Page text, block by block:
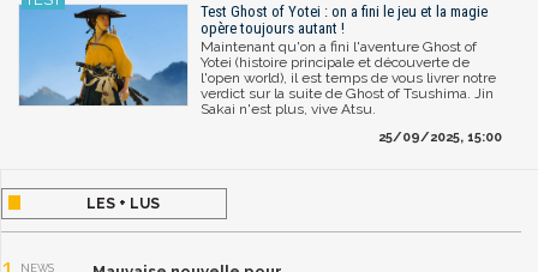
Test Ghost of Yotei : on a fini le jeu et la magie
opère toujours autant !
Maintenant qu'on a fini l'aventure Ghost of
Yotei (histoire principale et découverte de
l'open world), il est temps de vous livrer notre
verdict sur la suite de Ghost of Tsushima. Jin
Sakai n'est plus, vive Atsu.
25/09/2025, 15:00
LES + LUS
NEWS